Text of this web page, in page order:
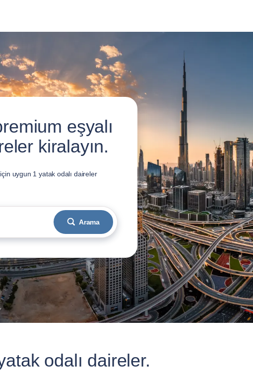
eşyalı
kiralayın.
uygun 1 yatak odalı daireler
Arama
odalı daireler.